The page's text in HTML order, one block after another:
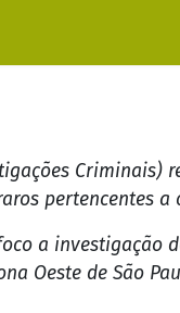
pertencentes
a investigação
Oeste de São